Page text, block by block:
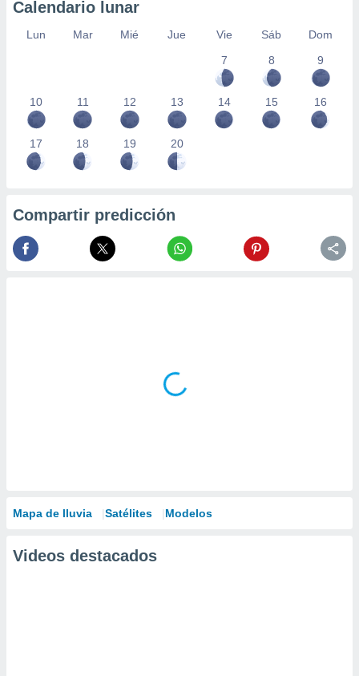
Calendario lunar
Lun Mar Mié Jue Vie Sáb
Dom
7
8 9
10 11 12 13 14 15 16
17 18 19 20
Compartir predicción
Mapa de lluvia Satélites Modelos
Videos destacados